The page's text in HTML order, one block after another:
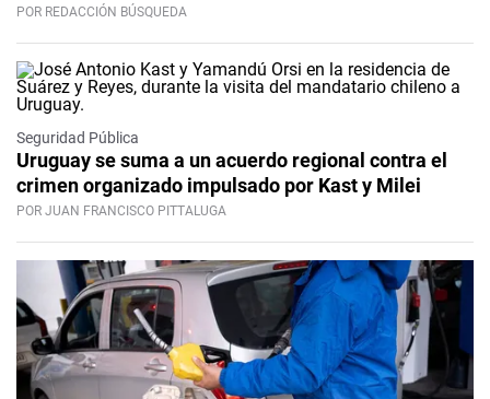
POR REDACCIÓN BÚSQUEDA
Seguridad Pública
Uruguay se suma a un acuerdo regional contra el
crimen organizado impulsado por Kast y Milei
POR JUAN FRANCISCO PITTALUGA